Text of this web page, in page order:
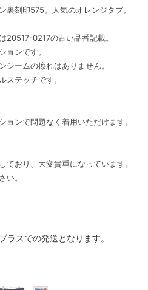
裏刻印575。人気のオレンジタブ。
20517-0217の古い品番記載。
ョンです。
シームの擦れはありません。
ステッチです。
ョンで問題なく着用いただけます。
ており、大変貴重になっています。
い。
ラスでの発送となります。